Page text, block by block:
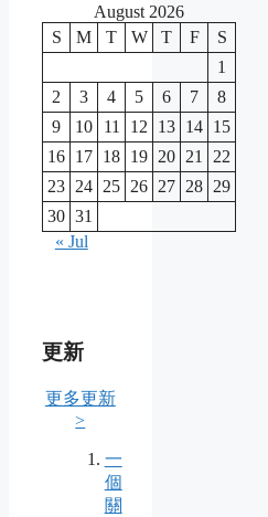
August 2026
S
M T W T F
S
1
2
3 4 5 6 7
8
9
10 11 12 13 14 15
16 17 18 19 20 21
22
23 24 25 26 27 28 29
30 31
« Jul
更新
更多更新
>
一
個
關